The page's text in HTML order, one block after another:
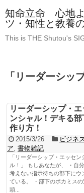
知命立命 心地
ツ・知性と教養
This is THE Shutou's
「 リーダーシッ
リーダーシップ・エ
ンシャル！デキる部
作り方！
2015/3/26
ビジネ
ア 書物雑記
「リーダーシップ・エッセン
ル！」 もしあなたが、 ・自
考えない指示待ちの部下にウ
ている。 ・部下のポカミスの
頭...